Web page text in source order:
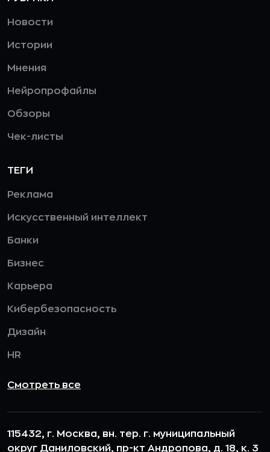
Новости
Истории
Мнения
Нейропрофайлы
Обзоры
Чек-листы
ТЕГИ
Реклама
Искусственный интеллект
Банки
Бизнес
Карьера
Кибербезопасность
Дизайн
HR
Смотреть все
115432, г. Москва, вн. тер. г. муниципальный
округ Даниловский, пр-кт Андропова, д. 18, к. 3